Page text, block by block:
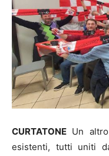
CURTATONE Un
esistenti, tutti uniti